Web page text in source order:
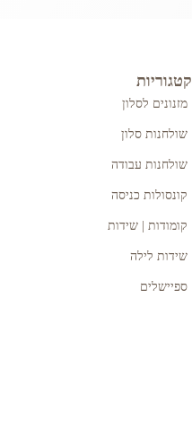
קטגוריות
מזנונים לסלון
שולחנות סלון
שולחנות עבודה
קונסולות כניסה
קומודות | שידות
שידות לילה
ספיישלים